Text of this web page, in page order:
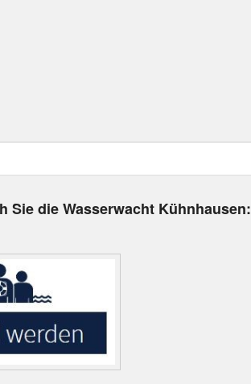
Sie die Wasserwacht Kühnhausen: